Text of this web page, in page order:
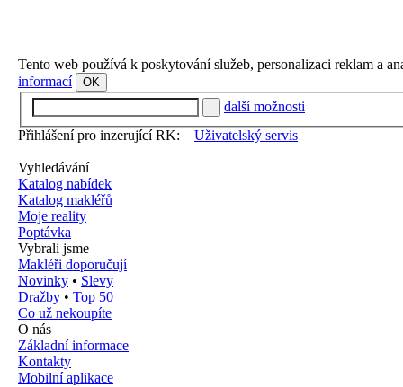
Tento web používá k poskytování služeb, personalizaci reklam a
informací
OK
další možnosti
Přihlášení pro inzerující RK:
Uživatelský servis
Vyhledávání
Katalog nabídek
Katalog makléřů
Moje reality
Poptávka
Vybrali jsme
Makléři doporučují
Novinky • Slevy
Dražby • Top 50
Co už nekoupíte
O nás
Základní informace
Kontakty
Mobilní aplikace